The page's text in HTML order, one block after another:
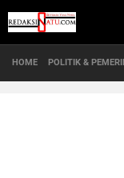
HOME POLITIK &